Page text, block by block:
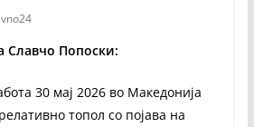
Славчо Попоски:
30 мај 2026 во Македонија
топол со појава на